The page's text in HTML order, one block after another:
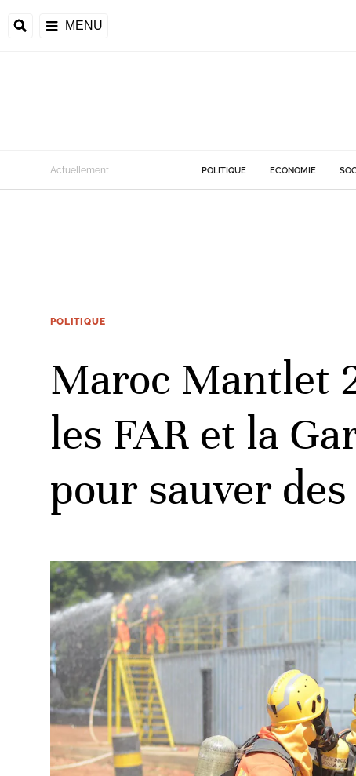
MENU
Actuellement POLITIQUE ECONOMIE
POLITIQUE
Maroc Mantlet
les FAR et la
pour sauver